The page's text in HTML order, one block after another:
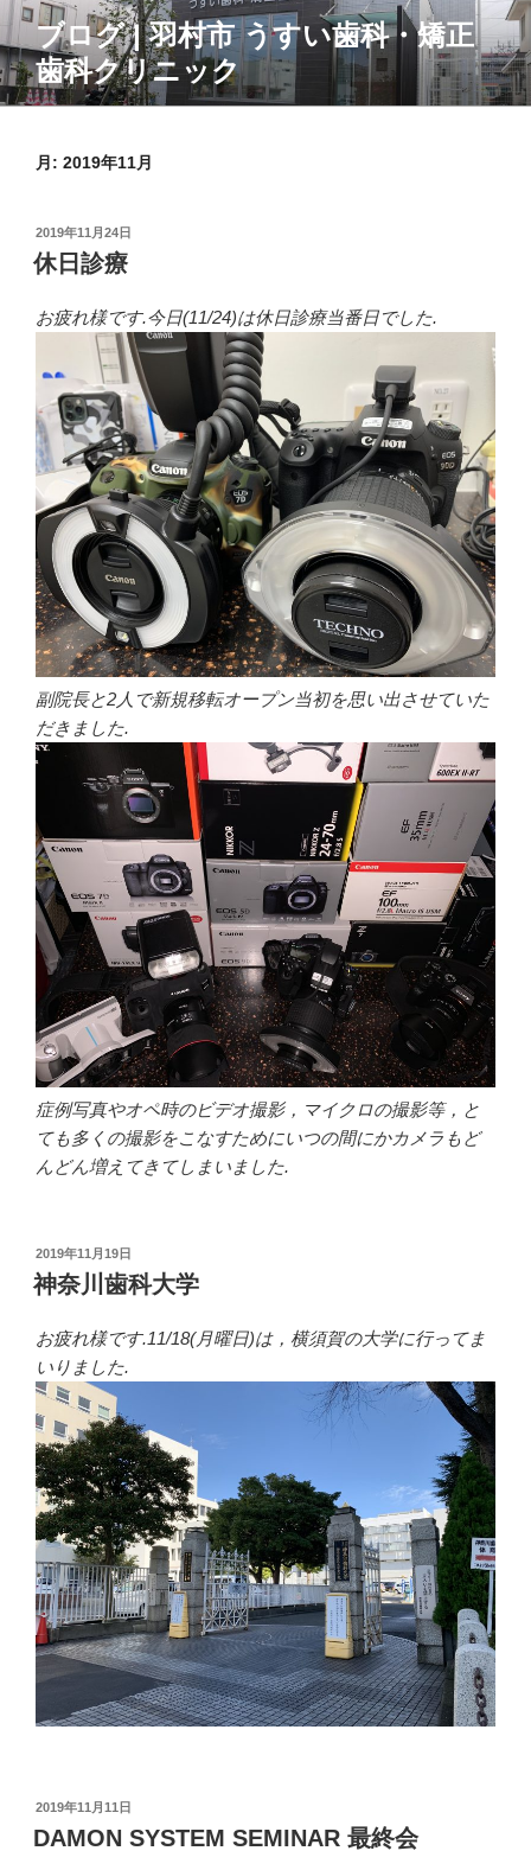
コ
ン
テ
ン
ブログ | 羽村市 うすい歯科・矯正
歯科クリニック
月: 2019年11月
投
稿
日:
2019年11月24日
休日診療
お疲れ様です.今日(11/24)は休日診療当番日でした.
副院長と2人で新規移転オープン当初を思い出させていた
だきました.
症例写真やオペ時のビデオ撮影，マイクロの撮影等，と
ても多くの撮影をこなすためにいつの間にかカメラもど
んどん増えてきてしまいました.
投
稿
日:
2019年11月19日
神奈川歯科大学
お疲れ様です.11/18(月曜日)は，横須賀の大学に行ってま
いりました.
投
稿
日:
2019年11月11日
DAMON SYSTEM SEMINAR 最終会